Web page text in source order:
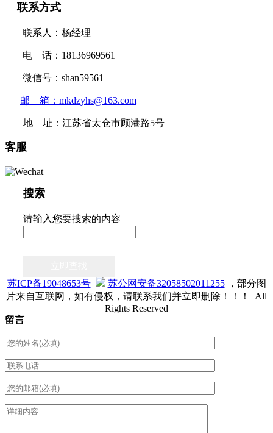
联系方式
联系人：杨经理
电 话：18136969561
微信号：shan59561
邮 箱：mkdzyhs@163.com
地 址：江苏省太仓市顾港路5号
客服
搜索
请输入您要搜索的内容
苏ICP备19048653号
苏公网安备32058502011255，部分图
片来自互联网，如有侵权，请联系我们并立即删除！！！ All
Rights Reserved
留言